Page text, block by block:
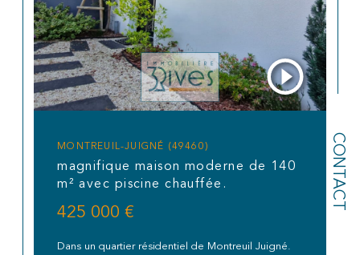
CONTACT
MONTREUIL-JUIGNÉ (49460)
magnifique maison moderne de 140
m² avec piscine chauffée.
425 000 €
Dans un quartier résidentiel de Montreuil Juigné.